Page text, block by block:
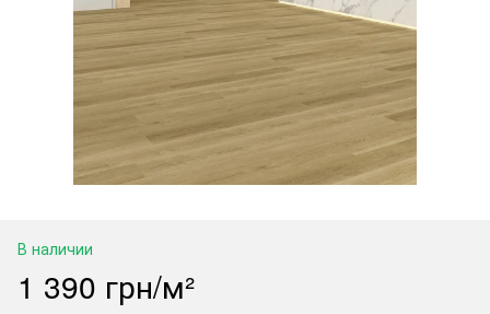
В наличии
1 390 грн/м²